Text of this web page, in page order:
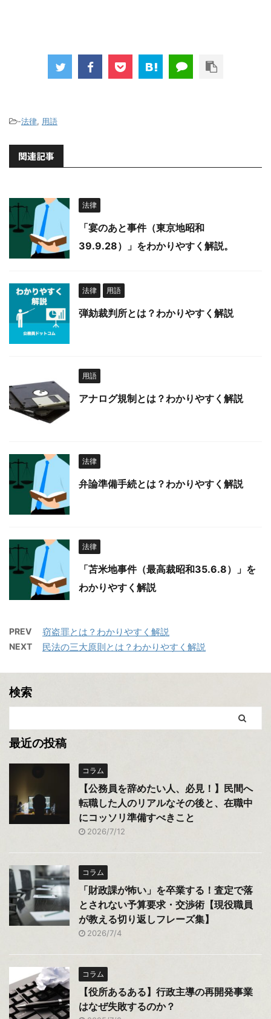
-法律, 用語
関連記事
法律
「宴のあと事件（東京地昭和
39.9.28）」をわかりやすく解説。
法律 用語
弾劾裁判所とは？わかりやすく解説
用語
アナログ規制とは？わかりやすく解説
法律
弁論準備手続とは？わかりやすく解説
法律
「苫米地事件（最高裁昭和35.6.8）」を
わかりやすく解説
PREV 窃盗罪とは？わかりやすく解説
NEXT 民法の三大原則とは？わかりやすく解説
検索
最近の投稿
コラム
【公務員を辞めたい人、必見！】民間へ
転職した人のリアルなその後と、在職中
にコッソリ準備すべきこと
2026/7/12
コラム
「財政課が怖い」を卒業する！査定で落
とされない予算要求・交渉術【現役職員
が教える切り返しフレーズ集】
2026/7/4
コラム
【役所あるある】行政主導の再開発事業
はなぜ失敗するのか？